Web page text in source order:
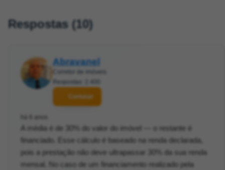
Respostas (10)
Abravanel
Corretor de imóveis
Respostas: 2.400
Contatar
há 6 anos
A média é de 30% do valor do imóvel — o restante é
financiado. Esse cálculo é baseado na renda declarada,
pois a prestação não deve ultrapassar 30% da sua renda
mensal. No caso de um financiamento realizado pela